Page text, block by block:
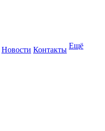
Новости Контакты Ещё